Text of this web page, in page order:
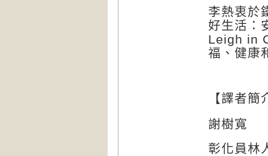
李熱衷於
好生活：
Leigh in
福、健康
【譯者簡
謝樹寬
彰化員林